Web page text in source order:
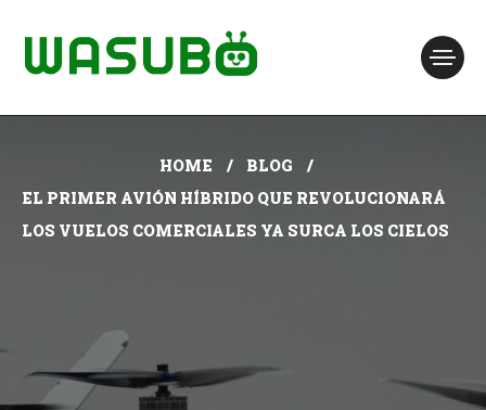
HOME
BLOG
EL PRIMER AVIÓN HÍBRIDO QUE REVOLUCIONARÁ
LOS VUELOS COMERCIALES YA SURCA LOS CIELOS